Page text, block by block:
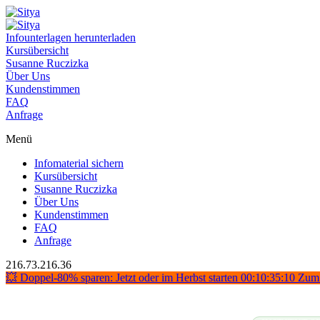
Infounterlagen herunterladen
Kursübersicht
Susanne Ruczizka
Über Uns
Kundenstimmen
FAQ
Anfrage
Menü
Infomaterial sichern
Kursübersicht
Susanne Ruczizka
Über Uns
Kundenstimmen
FAQ
Anfrage
216.73.216.36
💥 Doppel-80% sparen: Jetzt oder im Herbst starten 00:10:35:09